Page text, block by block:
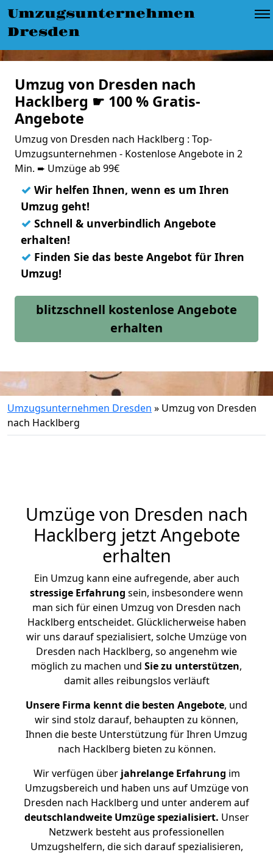
Umzugsunternehmen
Dresden
Umzug von Dresden nach
Hacklberg ☛ 100 % Gratis-
Angebote
Umzug von Dresden nach Hacklberg : Top-
Umzugsunternehmen - Kostenlose Angebote in 2
Min. ➨ Umzüge ab 99€
✓ Wir helfen Ihnen, wenn es um Ihren
Umzug geht!
✓ Schnell & unverbindlich Angebote
erhalten!
✓ Finden Sie das beste Angebot für Ihren
Umzug!
blitzschnell kostenlose Angebote
erhalten
Umzugsunternehmen Dresden » Umzug von Dresden
nach Hacklberg
Umzüge von Dresden nach
Hacklberg jetzt Angebote
erhalten
Ein Umzug kann eine aufregende, aber auch
stressige Erfahrung sein, insbesondere wenn
man sich für einen Umzug von Dresden nach
Hacklberg entscheidet. Glücklicherweise haben
wir uns darauf spezialisiert, solche Umzüge von
Dresden nach Hacklberg, so angenehm wie
möglich zu machen und Sie zu unterstützen,
damit alles reibungslos verläuft
Unsere Firma kennt die besten Angebote, und
wir sind stolz darauf, behaupten zu können,
Ihnen die beste Unterstützung für Ihren Umzug
nach Hacklberg bieten zu können.
Wir verfügen überjahrelange Erfahrung im
Umzugsbereich und haben uns auf Umzüge von
Dresden nach Hacklberg und unter anderem auf
deutschlandweite Umzüge spezialisiert. Unser
Netzwerk besteht aus professionellen
Umzugshelfern, die sich darauf spezialisieren,